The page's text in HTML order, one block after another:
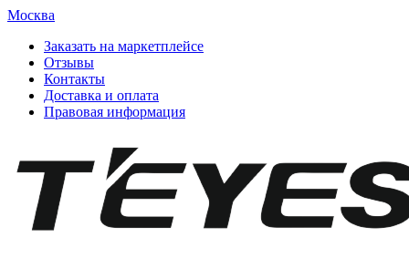
Москва
Заказать на маркетплейсе
Отзывы
Контакты
Доставка и оплата
Правовая информация